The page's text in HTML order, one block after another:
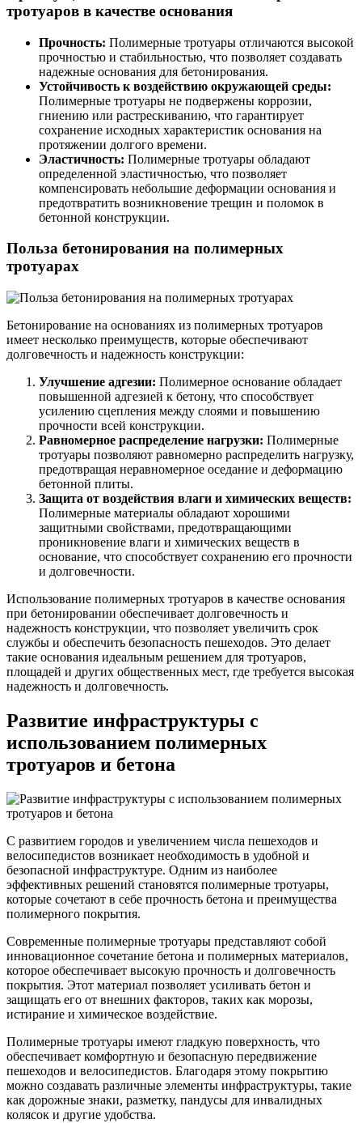
тротуаров в качестве основания
Прочность: Полимерные тротуары отличаются высокой
прочностью и стабильностью, что позволяет создавать
надежные основания для бетонирования.
Устойчивость к воздействию окружающей среды:
Полимерные тротуары не подвержены коррозии,
гниению или растрескиванию, что гарантирует
сохранение исходных характеристик основания на
протяжении долгого времени.
Эластичность: Полимерные тротуары обладают
определенной эластичностью, что позволяет
компенсировать небольшие деформации основания и
предотвратить возникновение трещин и поломок в
бетонной конструкции.
Польза бетонирования на полимерных
тротуарах
Бетонирование на основаниях из полимерных тротуаров
имеет несколько преимуществ, которые обеспечивают
долговечность и надежность конструкции:
Улучшение адгезии: Полимерное основание обладает
повышенной адгезией к бетону, что способствует
усилению сцепления между слоями и повышению
прочности всей конструкции.
Равномерное распределение нагрузки: Полимерные
тротуары позволяют равномерно распределить нагрузку,
предотвращая неравномерное оседание и деформацию
бетонной плиты.
Защита от воздействия влаги и химических веществ:
Полимерные материалы обладают хорошими
защитными свойствами, предотвращающими
проникновение влаги и химических веществ в
основание, что способствует сохранению его прочности
и долговечности.
Использование полимерных тротуаров в качестве основания
при бетонировании обеспечивает долговечность и
надежность конструкции, что позволяет увеличить срок
службы и обеспечить безопасность пешеходов. Это делает
такие основания идеальным решением для тротуаров,
площадей и других общественных мест, где требуется высокая
надежность и долговечность.
Развитие инфраструктуры с
использованием полимерных
тротуаров и бетона
С развитием городов и увеличением числа пешеходов и
велосипедистов возникает необходимость в удобной и
безопасной инфраструктуре. Одним из наиболее
эффективных решений становятся полимерные тротуары,
которые сочетают в себе прочность бетона и преимущества
полимерного покрытия.
Современные полимерные тротуары представляют собой
инновационное сочетание бетона и полимерных материалов,
которое обеспечивает высокую прочность и долговечность
покрытия. Этот материал позволяет усиливать бетон и
защищать его от внешних факторов, таких как морозы,
истирание и химическое воздействие.
Полимерные тротуары имеют гладкую поверхность, что
обеспечивает комфортную и безопасную передвижение
пешеходов и велосипедистов. Благодаря этому покрытию
можно создавать различные элементы инфраструктуры, такие
как дорожные знаки, разметку, пандусы для инвалидных
колясок и другие удобства.